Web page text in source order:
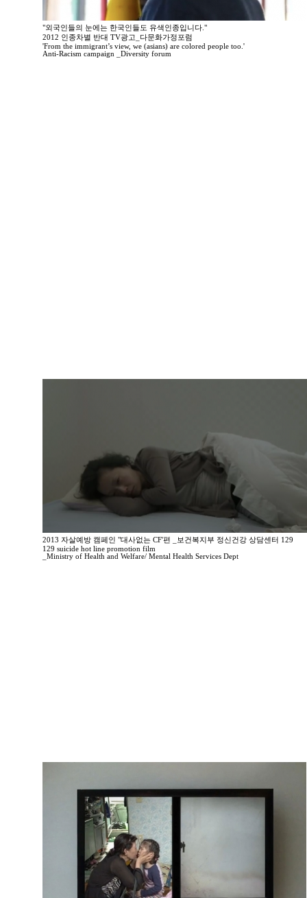
"외국인들의 눈에는 한국인들도 유색인종입니다."
2012 인종차별 반대 TV광고_다문화가정포럼
'From the immigrant’s view, we (asians) are colored people too.'
Anti-Racism campaign _Diversity forum
2013 자살예방 캠페인 "대사없는 CF'편 _보건복지부 정신건강 상담센터 129
129 suicide hot line promotion film
_Ministry of Health and Welfare/ Mental Health Services Dept